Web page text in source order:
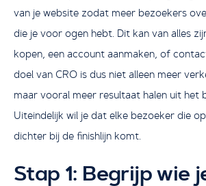
van je website zodat meer bezoekers
die je voor ogen hebt. Dit kan van alles
kopen, een account aanmaken, of
doel van CRO is dus niet alleen meer
maar vooral meer resultaat halen uit het
Uiteindelijk wil je dat elke bezoeker die
dichter bij de finishlijn komt.
Stap 1: Begrijp wie